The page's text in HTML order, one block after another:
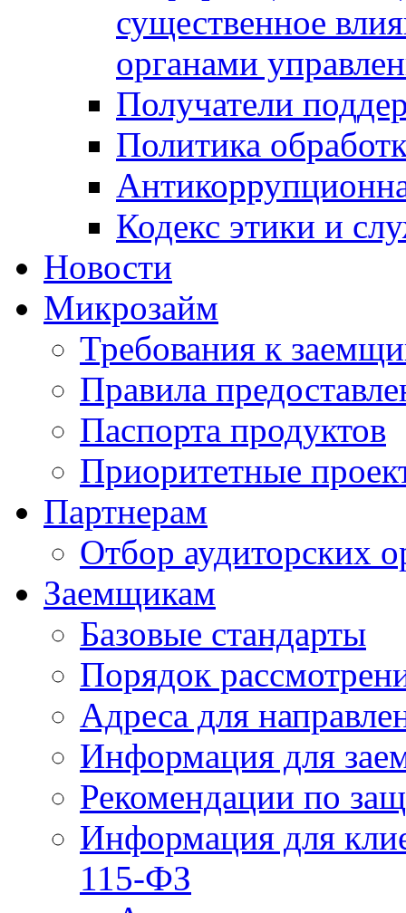
существенное
органами
Получатели
Политика
Кодекс этики и
Новости
Микрозайм
Требования к
Правила
Паспорта продуктов
Приоритетные
Партнерам
Отбор аудиторских
Заемщикам
Базовые стандарты
Порядок
Адреса для
Информация для
Рекомендации по
Информация для
115-ФЗ